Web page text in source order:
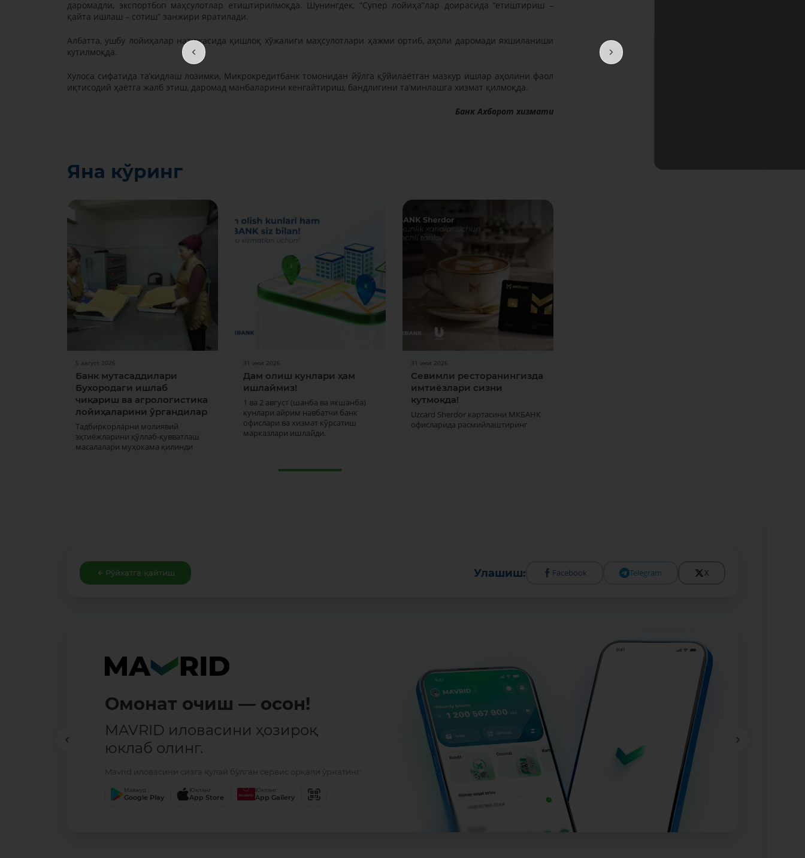
даромадли, экспортбоп маҳсулотлар етиштирилмоқда. Шунингдек, “Супер лойиҳа”лар доирасида “етиштириш –
қайта ишлаш – сотиш” занжири яратилади.
Албатта, ушбу лойиҳалар натижасида қишлоқ хўжалиги маҳсулотлари ҳажми ортиб, аҳоли даромади яхшиланиши
кутилмоқда.
Хулоса сифатида таʼкидлаш лозимки, Микрокредитбанк томонидан йўлга қўйилаётган мазкур ишлар аҳолини фаол
иқтисодий ҳаётга жалб этиш, даромад манбаларини кенгайтириш, бандлигини таʼминлашга хизмат қилмоқда.
Банк Ахборот хизмати
Яна кўринг
5 август 2026
Банк мутасаддилари
Бухородаги ишлаб
чиқариш ва агрологистика
лойиҳаларини ўргандилар
Тадбиркорларни молиявий
эҳтиёжларини қўллаб-қувватлаш
масалалари муҳокама қилинди
31 июл 2026
Дам олиш кунлари ҳам
ишлаймиз!
1 ва 2 август (шанба ва якшанба)
кунлари айрим навбатчи банк
офислари ва хизмат кўрсатиш
марказлари ишлайди.
31 июл 2026
Севимли ресторанингизда
имтиёзлари сизни
кутмоқда!
Uzcard Sherdor картасини МКБАНК
офисларида расмийлаштиринг
Рўйхатга қайтиш Улашиш: Facebook Telegram X
Омонат очиш — осон!
MAVRID иловасини ҳозироқ
юклаб олинг.
Mavrid иловасини сизга қулай бўлган сервис орқали ўрнатинг:
Мавжуд
Google Play
Юкланг
App Store
Юкланг
App Gallery